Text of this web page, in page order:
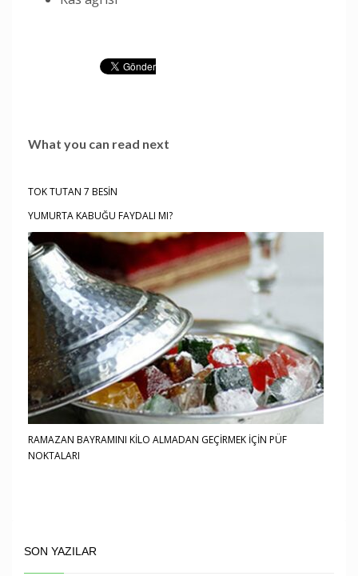
What you can read next
TOK TUTAN 7 BESİN
YUMURTA KABUĞU FAYDALI MI?
RAMAZAN BAYRAMINI KİLO ALMADAN GEÇİRMEK İÇİN PÜF
NOKTALARI
SON YAZILAR